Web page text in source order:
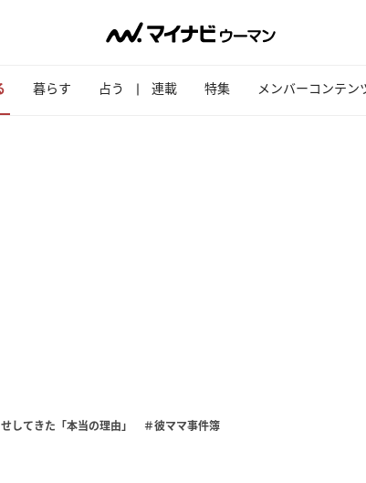
暮らす 占う 連載 特集 メンバーコンテン
してきた「本当の理由」 ＃彼ママ事件簿